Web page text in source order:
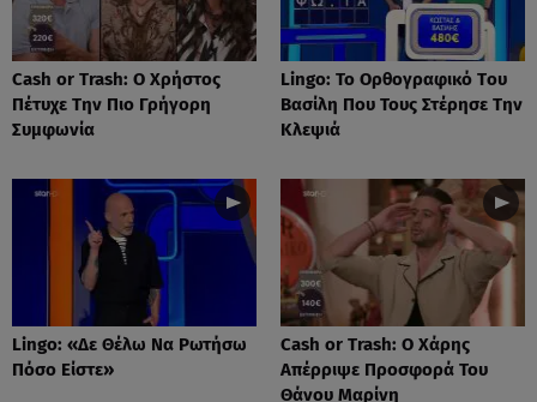
Cash or Trash: Ο Χρήστος
Πέτυχε Την Πιο Γρήγορη
Συμφωνία
Lingo: Το Oρθογραφικό Tου
Βασίλη Που Τους Στέρησε Την
Κλεψιά
Lingo: «Δε Θέλω Να Ρωτήσω
Πόσο Είστε»
Cash or Trash: Ο Χάρης
Απέρριψε Προσφορά Του
Θάνου Μαρίνη